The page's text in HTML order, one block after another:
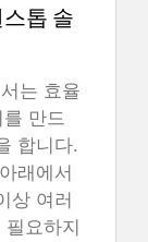
톱 솔
는 효율
만드
합니다.
래에서
상 여러
요하지